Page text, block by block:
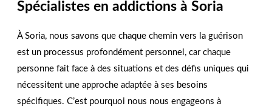
dès aujourd’hui !
NOUS CONTACTER
Spécialistes en addictions à Soria
À Soria, nous savons que chaque chemin vers la guérison
est un processus profondément personnel, car chaque
personne fait face à des situations et des défis uniques qui
nécessitent une approche adaptée à ses besoins
spécifiques. C’est pourquoi nous nous engageons à